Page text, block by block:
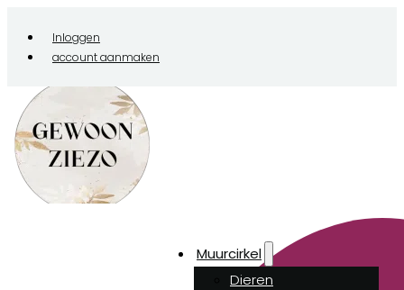
Inloggen
account aanmaken
Muurcirkel
Dieren